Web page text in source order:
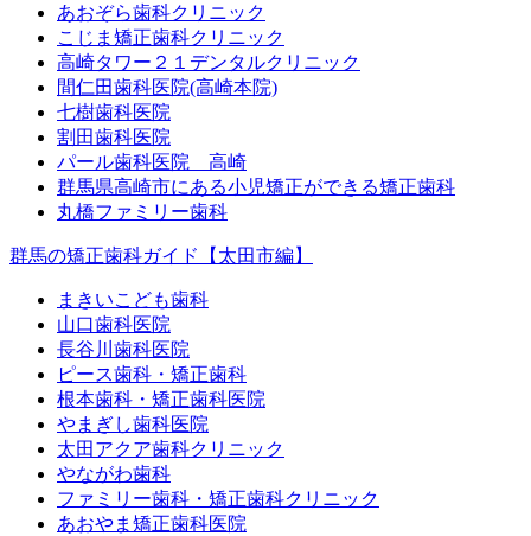
あおぞら歯科クリニック
こじま矯正歯科クリニック
高崎タワー２１デンタルクリニック
間仁田歯科医院(高崎本院)
七樹歯科医院
割田歯科医院
パール歯科医院 高崎
群馬県高崎市にある小児矯正ができる矯正歯科
丸橋ファミリー歯科
群馬の矯正歯科ガイド【太田市編】
まきいこども歯科
山口歯科医院
長谷川歯科医院
ピース歯科・矯正歯科
根本歯科・矯正歯科医院
やまぎし歯科医院
太田アクア歯科クリニック
やながわ歯科
ファミリー歯科・矯正歯科クリニック
あおやま矯正歯科医院